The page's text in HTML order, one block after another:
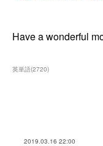
Have a wonderful
英単語(2720)
2019.03.16 22:00